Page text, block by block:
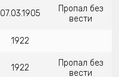
07.03.1905
Пропал без
вести
1922
1922
Пропал без
вести